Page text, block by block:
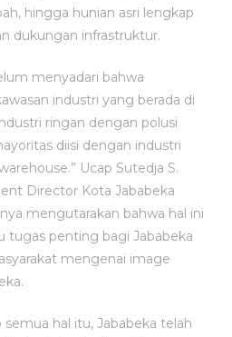
hingga hunian asri lengkap
dukungan infrastruktur.
menyadari bahwa
industri yang berada di
ringan dengan polusi
diisi dengan industri
Ucap Sutedja S.
Director Kota Jababeka
mengutarakan bahwa hal ini
tugas penting bagi Jababeka
mengenai image
hal itu, Jababeka telah